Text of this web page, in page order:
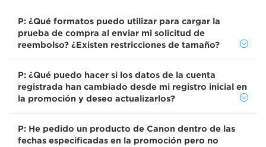
P: ¿Qué formatos puedo utilizar para cargar la
prueba de compra al enviar mi solicitud de
reembolso? ¿Existen restricciones de tamaño?
P: ¿Qué puedo hacer si los datos de la cuenta
registrada han cambiado desde mi registro inicial en
la promoción y deseo actualizarlos?
P: He pedido un producto de Canon dentro de las
fechas especificadas en la promoción pero no